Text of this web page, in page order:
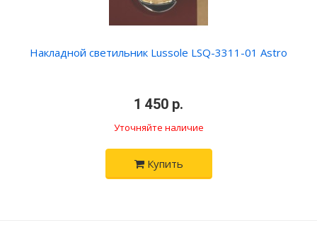
Накладной светильник Lussole LSQ-3311-01 Astro
1 450 р.
Уточняйте наличие
Купить